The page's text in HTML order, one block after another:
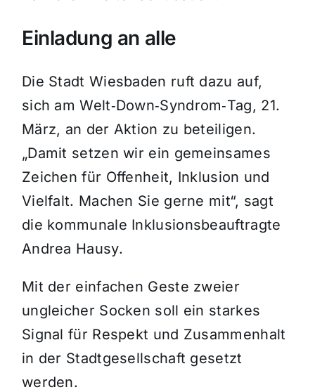
Einladung an alle
Die Stadt Wiesbaden ruft dazu auf,
sich am Welt‑Down‑Syndrom‑Tag, 21.
März, an der Aktion zu beteiligen.
„Damit setzen wir ein gemeinsames
Zeichen für Offenheit, Inklusion und
Vielfalt. Machen Sie gerne mit“, sagt
die kommunale Inklusionsbeauftragte
Andrea Hausy.
Mit der einfachen Geste zweier
ungleicher Socken soll ein starkes
Signal für Respekt und Zusammenhalt
in der Stadtgesellschaft gesetzt
werden.